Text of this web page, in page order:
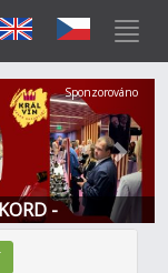
-
Další
Sponzorováno